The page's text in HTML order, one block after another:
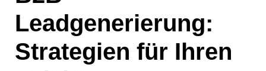
Leadgenerierung:
Strategien für Ihren